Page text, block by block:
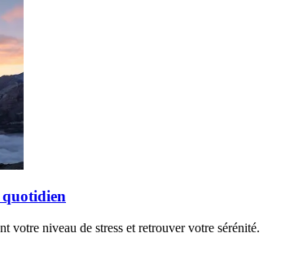
quotidien
votre niveau de stress et retrouver votre sérénité.